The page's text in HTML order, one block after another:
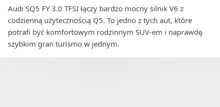
Audi SQ5 FY 3.0 TFSI łączy bardzo mocny silnik V6 z
codzienną użytecznością Q5. To jedno z tych aut, które
potrafi być komfortowym rodzinnym SUV-em i naprawdę
szybkim gran turismo w jednym.